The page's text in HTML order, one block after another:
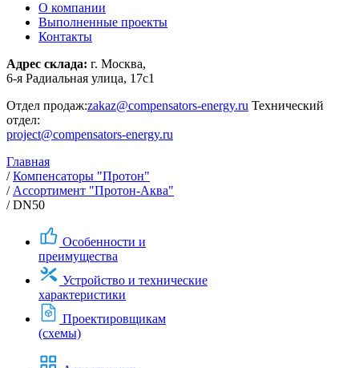
О компании
Выполненные проекты
Контакты
Адрес склада: г. Москва,
6-я Радиальная улица, 17с1
Отдел продаж:zakaz@compensators-energy.ru Технический
отдел:
project@compensators-energy.ru
Главная
/Компенсаторы "Протон"
/ Ассортимент "Протон-Аква"
/DN50
Особенности и
преимущества
Устройство и технические
характеристики
Проектировщикам
(схемы)